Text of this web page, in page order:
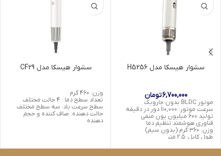
سشوار هیسکا مدل H5256
6,700,000تومان
موتور BLDC بدون جاروبک
سرعت موتور: ۱۱۰,۰۰۰ دور در دقیقه
تولید ۶۰۰ میلیون یون منفی
فناوری هوشمند تنظیم دما
وزن: ۳۶۰ گرم (بدون سیم)
طول کابل: ۲.۵ متر
دارای سری متمرکزکننده هوا
سشوار هیسکا مدل CF29
وزن: 460 گرم
تعداد سطح دما : 4 حالت مختلف
سطح سرعت باد: سه سطح مختلف
حالت دهنده: صاف کننده و حجم
دهنده